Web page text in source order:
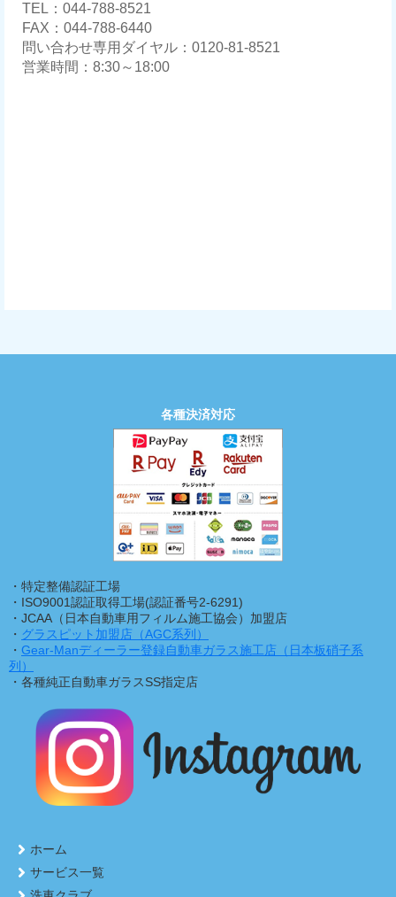
TEL：044-788-8521
FAX：044-788-6440
問い合わせ専用ダイヤル：0120-81-8521
営業時間：8:30～18:00
各種決済対応
・特定整備認証工場
・ISO9001認証取得工場(認証番号2-6291)
・JCAA（日本自動車用フィルム施工協会）加盟店
・ グラスピット加盟店（AGC系列）
・ Gear-Manディーラー登録自動車ガラス施工店（日本板硝子系
列）
・各種純正自動車ガラスSS指定店
ホーム
サービス一覧